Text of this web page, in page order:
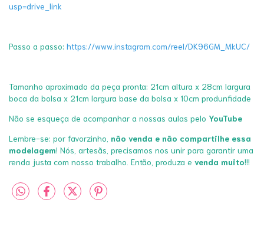
usp=drive_link
Passo a passo: https://www.instagram.com/reel/DK96GM_MkUC/
Tamanho aproximado da peça pronta: 21cm altura x 28cm largura
boca da bolsa x 21cm largura base da bolsa x 10cm produnfidade
Não se esqueça de acompanhar a nossas aulas pelo YouTube
Lembre-se: por favorzinho, não venda e não compartilhe essa
modelagem! Nós, artesãs, precisamos nos unir para garantir uma
renda justa com nosso trabalho. Então, produza e venda muito!!!